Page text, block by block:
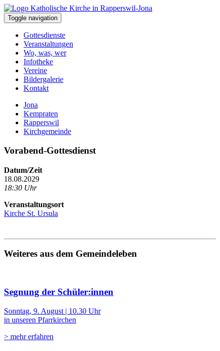
Toggle navigation
Gottesdienste
Veranstaltungen
Wo, was, wer
Infotheke
Vereine
Bildergalerie
Kontakt
Jona
Kempraten
Rapperswil
Kirchgemeinde
Vorabend-Gottesdienst
Datum/Zeit
18.08.2029
18:30 Uhr
Veranstaltungsort
Kirche St. Ursula
Weiteres aus dem Gemeindeleben
Segnung der Schüler:innen
Sonntag, 9. August | 10.30 Uhr
in unseren Pfarrkirchen
> mehr erfahren